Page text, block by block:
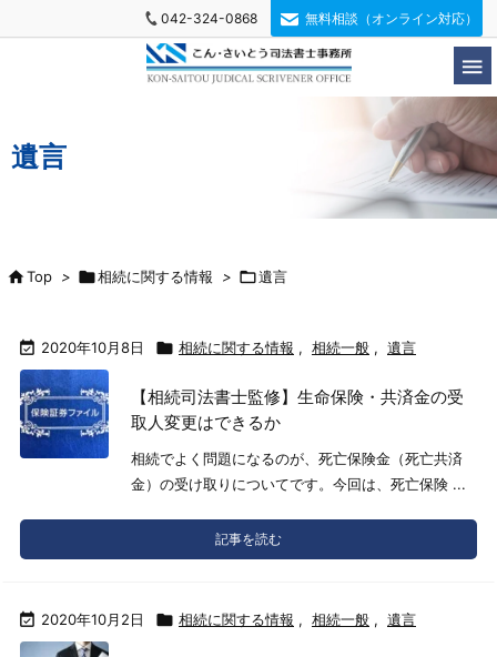

042-324-0868 無料相談（オンライン対応）
遺言
Top > 相続に関する情報 > 遺言
 2020年10月8日  相続に関する情報 , 相続一般 , 遺言
【相続司法書士監修】生命保険・共済金の受
取人変更はできるか
相続でよく問題になるのが、死亡保険金（死亡共済
金）の受け取りについてです。今回は、死亡保険 ...
記事を読む
 2020年10月2日  相続に関する情報 , 相続一般 , 遺言